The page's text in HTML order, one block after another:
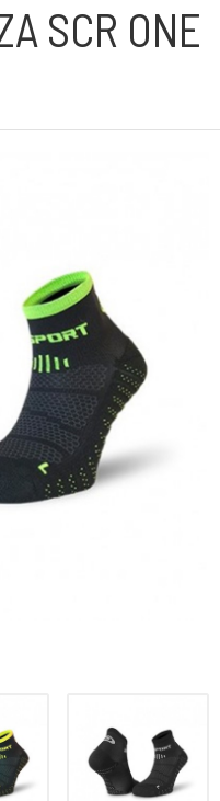
SCR ONE